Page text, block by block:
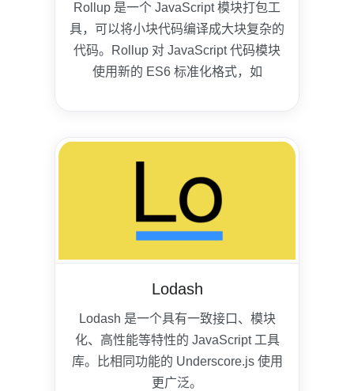
Rollup 是一个 JavaScript 模块打包工
具，可以将小块代码编译成大块复杂的
代码。Rollup 对 JavaScript 代码模块
使用新的 ES6 标准化格式，如
Lodash
Lodash 是一个具有一致接口、模块
化、高性能等特性的 JavaScript 工具
库。比相同功能的 Underscore.js 使用
更广泛。